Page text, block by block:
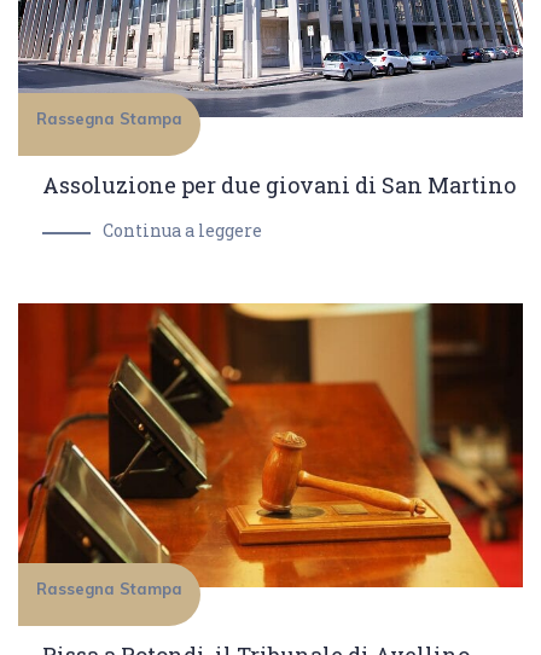
Rassegna Stampa
Assoluzione per due giovani di San Martino
Continua a leggere
Rassegna Stampa